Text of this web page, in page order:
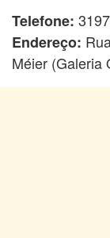
Telefone:
Endereço:
Méier (Galeria